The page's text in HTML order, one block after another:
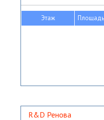
Этаж
R&D Ренова